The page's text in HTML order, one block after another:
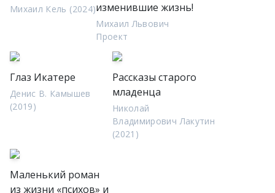
Михаил Кель (2024)изменившие жизнь!
Михаил Львович
Проект
Глаз Икатере
Денис В. Камышев
(2019)
Рассказы старого
младенца
Николай
Владимирович Лакутин
(2021)
Маленький роман
из жизни «психов» и